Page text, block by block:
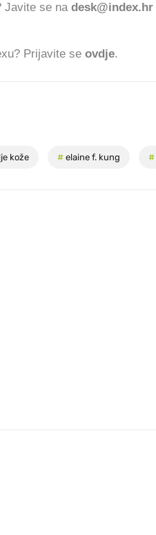
Javite se na desk@index.hr
Prijavite se ovdje.
kože # elaine f. kung #